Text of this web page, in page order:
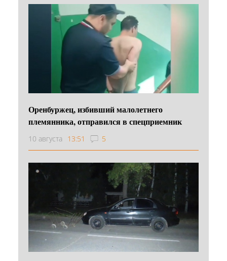
Оренбуржец, избивший малолетнего
племянника, отправился в спецприемник
10 августа 13:51 5